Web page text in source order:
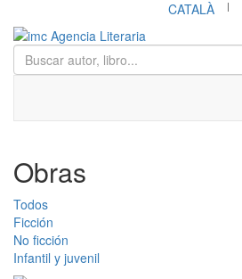
CATALÀ |
Obras
Todos
Ficción
No ficción
Infantil y juvenil